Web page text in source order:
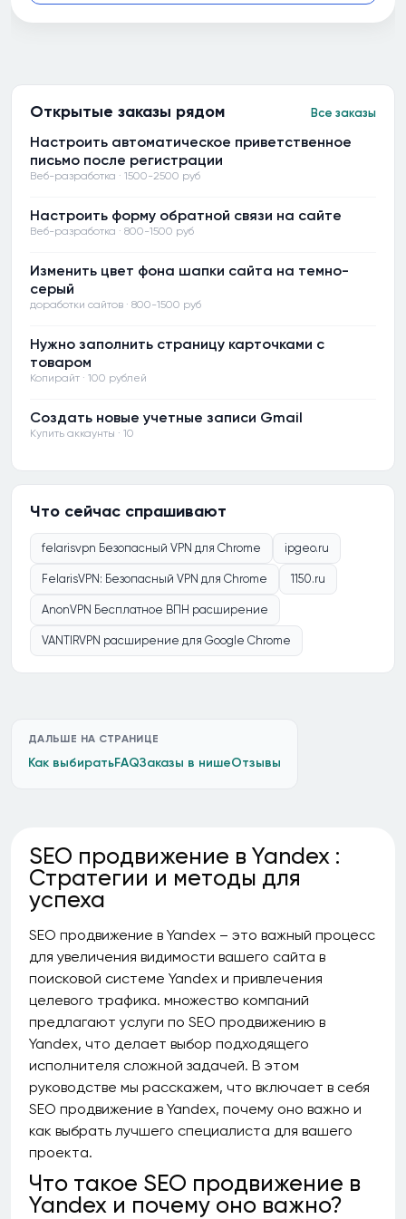
Открытые заказы рядом Все заказы
Настроить автоматическое приветственное
письмо после регистрации
Веб-разработка · 1500-2500 руб
Настроить форму обратной связи на сайте
Веб-разработка · 800-1500 руб
Изменить цвет фона шапки сайта на темно-
серый
доработки сайтов · 800-1500 руб
Нужно заполнить страницу карточками с
товаром
Копирайт · 100 рублей
Создать новые учетные записи Gmail
Купить аккаунты · 10
Что сейчас спрашивают
felarisvpn Безопасный VPN для Chrome ipgeo.ru
FelarisVPN: Безопасный VPN для Chrome 1150.ru
AnonVPN Бесплатное ВПН расширение
VANTIRVPN расширение для Google Chrome
ДАЛЬШЕ НА СТРАНИЦЕ
Как выбиратьFAQЗаказы в нишеОтзывы
SEO продвижение в Yandex :
Стратегии и методы для
успеха
SEO продвижение в Yandex – это важный процесс
для увеличения видимости вашего сайта в
поисковой системе Yandex и привлечения
целевого трафика. множество компаний
предлагают услуги по SEO продвижению в
Yandex, что делает выбор подходящего
исполнителя сложной задачей. В этом
руководстве мы расскажем, что включает в себя
SEO продвижение в Yandex, почему оно важно и
как выбрать лучшего специалиста для вашего
проекта.
Что такое SEO продвижение в
Yandex и почему оно важно?